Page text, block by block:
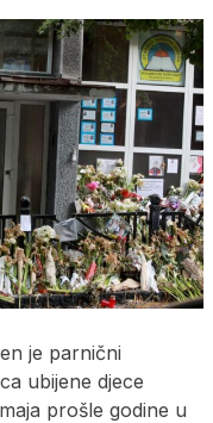
je parnični
ubijene djece
prošle godine u